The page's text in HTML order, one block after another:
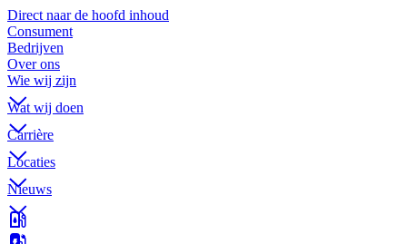
Direct naar de hoofd inhoud
Consument
Bedrijven
Over ons
Wie wij zijn
Wat wij doen
Carrière
Locaties
Nieuws